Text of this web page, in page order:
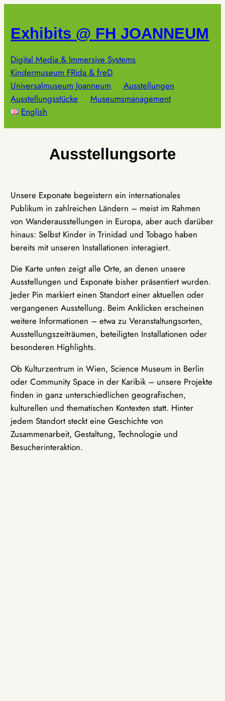
springen
Exhibits @ FH JOANNEUM
Digital Media & Immersive Systems
Kindermuseum FRida & freD
Universalmuseum Joanneum
Ausstellungen
Ausstellungsstücke
Museumsmanagement
English
Ausstellungsorte
Unsere Exponate begeistern ein internationales
Publikum in zahlreichen Ländern – meist im Rahmen
von Wanderausstellungen in Europa, aber auch darüber
hinaus: Selbst Kinder in Trinidad und Tobago haben
bereits mit unseren Installationen interagiert.
Die Karte unten zeigt alle Orte, an denen unsere
Ausstellungen und Exponate bisher präsentiert wurden.
Jeder Pin markiert einen Standort einer aktuellen oder
vergangenen Ausstellung. Beim Anklicken erscheinen
weitere Informationen – etwa zu Veranstaltungsorten,
Ausstellungszeiträumen, beteiligten Installationen oder
besonderen Highlights.
Ob Kulturzentrum in Wien, Science Museum in Berlin
oder Community Space in der Karibik – unsere Projekte
finden in ganz unterschiedlichen geografischen,
kulturellen und thematischen Kontexten statt. Hinter
jedem Standort steckt eine Geschichte von
Zusammenarbeit, Gestaltung, Technologie und
Besucherinteraktion.